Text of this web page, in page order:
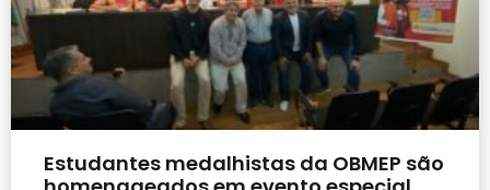
Estudantes medalhistas da OBMEP são